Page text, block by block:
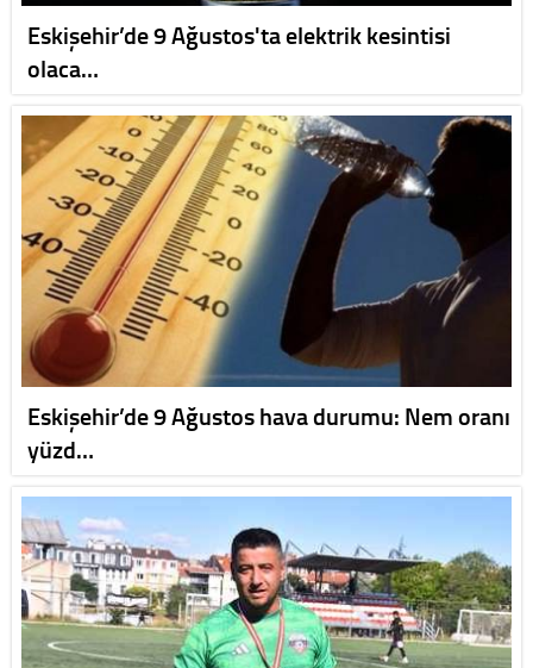
Eskişehir’de 9 Ağustos'ta elektrik kesintisi
olaca…
Eskişehir’de 9 Ağustos hava durumu: Nem oranı
yüzd…